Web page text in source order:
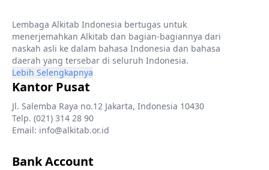
Lembaga Alkitab Indonesia bertugas untuk
menerjemahkan Alkitab dan bagian-bagiannya dari
naskah asli ke dalam bahasa Indonesia dan bahasa
daerah yang tersebar di seluruh Indonesia.
Lebih Selengkapnya
Kantor Pusat
Jl. Salemba Raya no.12 Jakarta, Indonesia 10430
Telp. (021) 314 28 90
Email: info@alkitab.or.id
Bank Account